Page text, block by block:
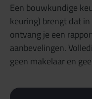
Een bouwkundige
keuring) brengt dat
ontvang je een
aanbevelingen.
geen makelaar en